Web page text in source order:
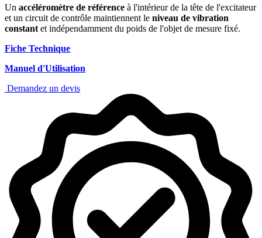
Un accéléromètre de référence à l'intérieur de la tête de l'excitateur
et un circuit de contrôle maintiennent le niveau de vibration
constant et indépendamment du poids de l'objet de mesure fixé.
Fiche Technique
Manuel d'Utilisation
Demandez un devis